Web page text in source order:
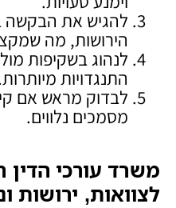
להגיש את הבקשה
הירושות, מה
לנהוג בשקיפות
התנגדויות
לבדוק מראש אם
מסמכים נלווים.
משרד עורכי הדין
לצוואות, ירושות